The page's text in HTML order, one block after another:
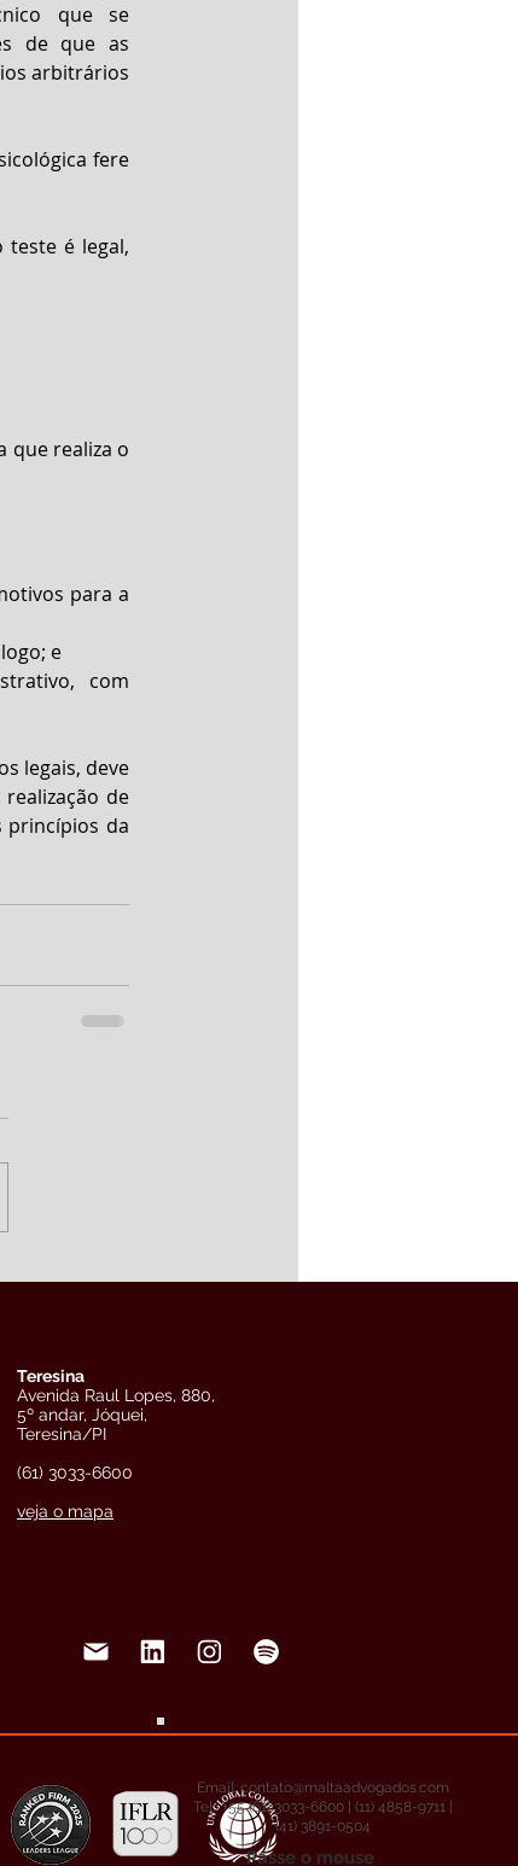
que se
de que as
arbitrários
fere
é legal,
que realiza o
para a
e
com
legais, deve
de
princípios da
Email:contato@maltaadvogados.com
Tel: +55 (61) 3033-6600 | (11) 4858-9711 |
(41) 3891-0504
Passe o mouse
Teresina
Avenida Raul Lopes, 880,
5º andar, Jóquei,
Teresina/PI
(61) 3033-6600
veja o mapa